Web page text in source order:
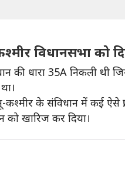
विधानसभा को
की धारा 35A निकली थी
कश्मीर के संविधान में कई ऐसे
को खारिज कर दिया।